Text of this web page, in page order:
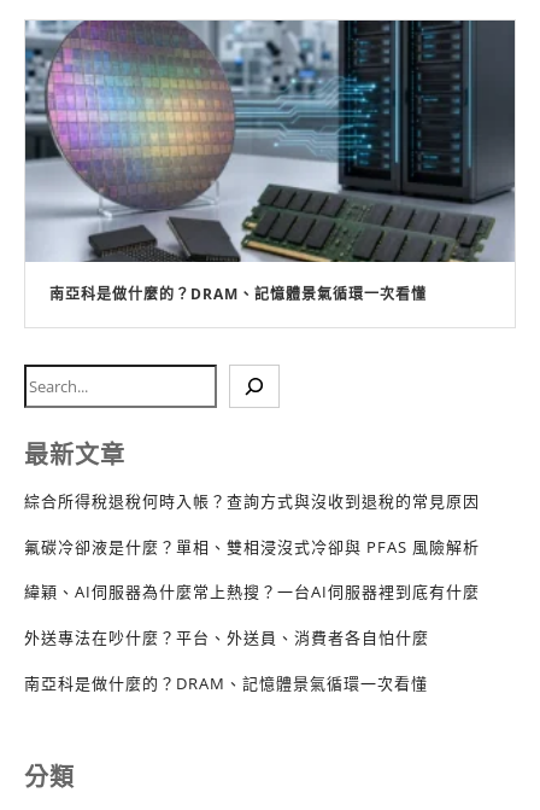
南亞科是做什麼的？DRAM、記憶體景氣循環一次看懂
最新文章
綜合所得稅退稅何時入帳？查詢方式與沒收到退稅的常見原因
氟碳冷卻液是什麼？單相、雙相浸沒式冷卻與 PFAS 風險解析
緯穎、AI伺服器為什麼常上熱搜？一台AI伺服器裡到底有什麼
外送專法在吵什麼？平台、外送員、消費者各自怕什麼
南亞科是做什麼的？DRAM、記憶體景氣循環一次看懂
分類